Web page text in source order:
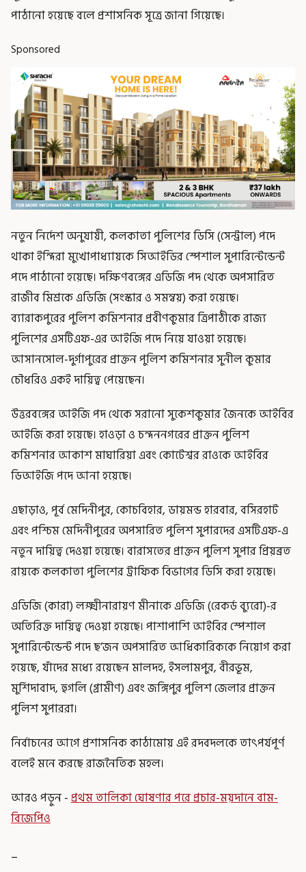
পাঠানো হয়েছে বলে প্রশাসনিক সূত্রে জানা গিয়েছে।
Sponsored
নতুন নির্দেশ অনুযায়ী, কলকাতা পুলিশের ডিসি (সেন্ট্রাল) পদে
থাকা ইন্দিরা মুখোপাধ্যায়কে সিআইডির স্পেশাল সুপারিন্টেন্ডেন্ট
পদে পাঠানো হয়েছে। দক্ষিণবঙ্গের এডিজি পদ থেকে অপসারিত
রাজীব মিশ্রকে এডিজি (সংস্কার ও সমন্বয়) করা হয়েছে।
ব্যারাকপুরের পুলিশ কমিশনার প্রবীণকুমার ত্রিপাঠীকে রাজ্য
পুলিশের এসটিএফ-এর আইজি পদে নিয়ে যাওয়া হয়েছে।
আসানসোল-দুর্গাপুরের প্রাক্তন পুলিশ কমিশনার সুনীল কুমার
চৌধরিও একই দায়িত্ব পেয়েছেন।
উত্তরবঙ্গের আইজি পদ থেকে সরানো সুকেশকুমার জৈনকে আইবির
আইজি করা হয়েছে। হাওড়া ও চন্দননগরের প্রাক্তন পুলিশ
কমিশনার আকাশ মাঘারিয়া এবং কোটেশ্বর রাওকে আইবির
ডিআইজি পদে আনা হয়েছে।
এছাড়াও, পূর্ব মেদিনীপুর, কোচবিহার, ডায়মন্ড হারবার, বসিরহাট
এবং পশ্চিম মেদিনীপুরের অপসারিত পুলিশ সুপারদের এসটিএফ-এ
নতুন দায়িত্ব দেওয়া হয়েছে। বারাসতের প্রাক্তন পুলিশ সুপার প্রিয়ব্রত
রায়কে কলকাতা পুলিশের ট্রাফিক বিভাগের ডিসি করা হয়েছে।
এডিজি (কারা) লক্ষ্মীনারায়ণ মীনাকে এডিজি (রেকর্ড ব্যুরো)-র
অতিরিক্ত দায়িত্ব দেওয়া হয়েছে। পাশাপাশি আইবির স্পেশাল
সুপারিন্টেন্ডেন্ট পদে ছ’জন অপসারিত আধিকারিককে নিয়োগ করা
হয়েছে, যাঁদের মধ্যে রয়েছেন মালদহ, ইসলামপুর, বীরভূম,
মুর্শিদাবাদ, হুগলি (গ্রামীণ) এবং জঙ্গিপুর পুলিশ জেলার প্রাক্তন
পুলিশ সুপাররা।
নির্বাচনের আগে প্রশাসনিক কাঠামোয় এই রদবদলকে তাৎপর্যপূর্ণ
বলেই মনে করছে রাজনৈতিক মহল।
আরও পড়ুন -প্রথম তালিকা ঘোষণার পরে প্রচার-ময়দানে বাম-
বিজেপিও
_